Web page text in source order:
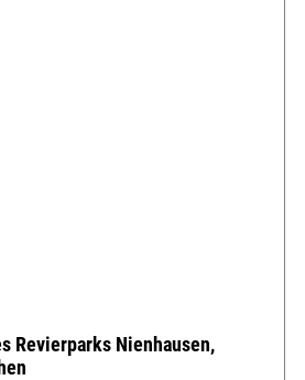
Revierparks Nienhausen,